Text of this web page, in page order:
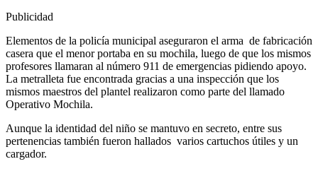
Publicidad
Elementos de la policía municipal aseguraron el arma de fabricación
casera que el menor portaba en su mochila, luego de que los mismos
profesores llamaran al número 911 de emergencias pidiendo apoyo.
La metralleta fue encontrada gracias a una inspección que los
mismos maestros del plantel realizaron como parte del llamado
Operativo Mochila.
Aunque la identidad del niño se mantuvo en secreto, entre sus
pertenencias también fueron hallados varios cartuchos útiles y un
cargador.